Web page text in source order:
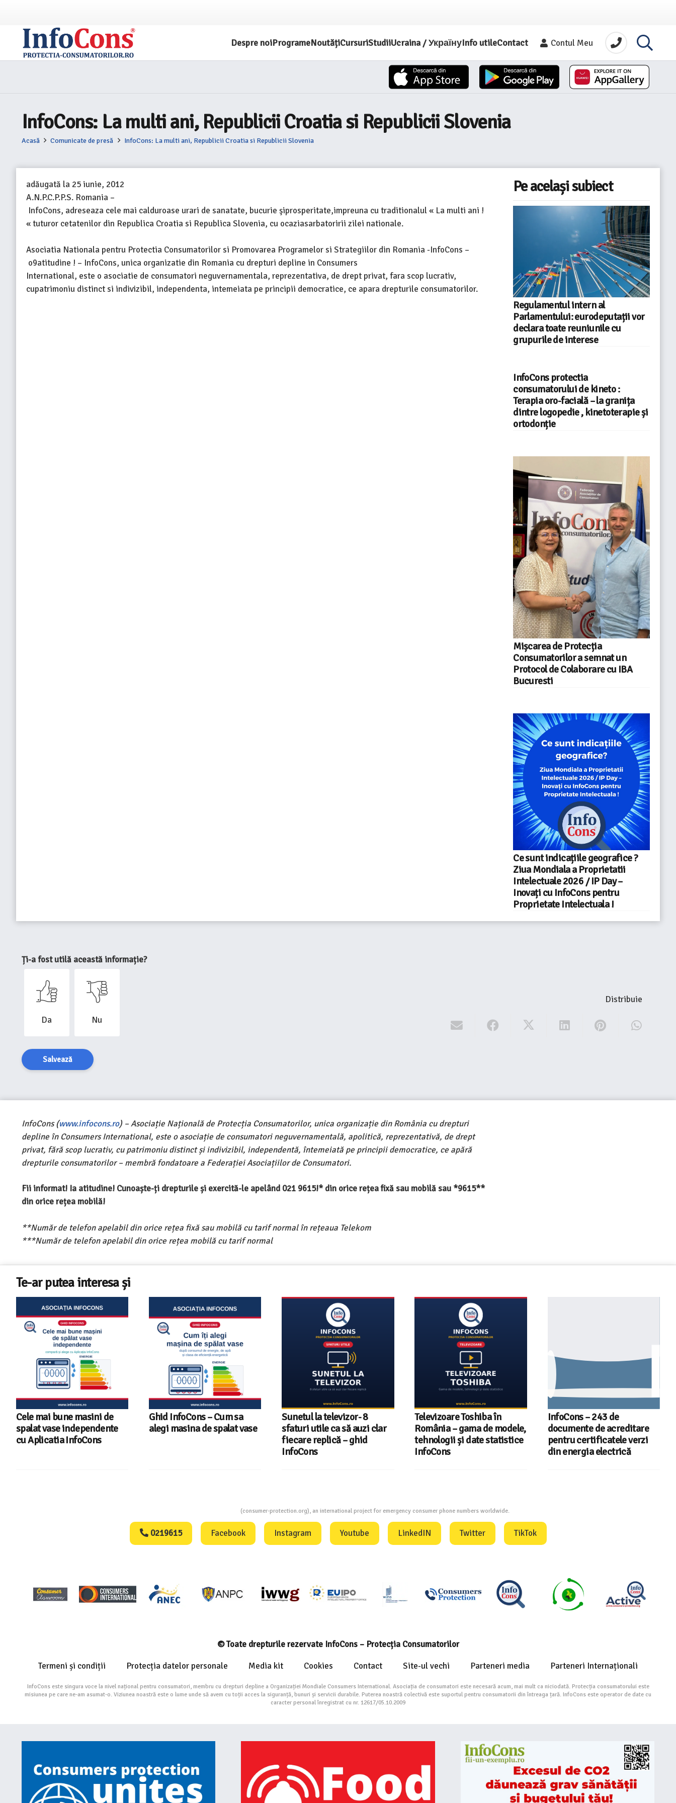
Despre noiProgrameNoutățiCursuriStudiiUcraina / УкраїнуInfo utileContact Contul Meu
InfoCons: La multi ani, Republicii Croatia si Republicii Slovenia
Acasă Comunicate de presă InfoCons: La multi ani, Republicii Croatia si Republicii Slovenia
adăugată la 25 iunie, 2012
A.N.P.C.P.P.S. Romania –
InfoCons, adreseaza cele mai calduroase urari de sanatate, bucurie şiprosperitate,impreuna cu traditionalul « La multi ani !
« tuturor cetatenilor din Republica Croatia si Republica Slovenia, cu ocaziasarbatoririi zilei nationale.
Asociatia Nationala pentru Protectia Consumatorilor si Promovarea Programelor si Strategiilor din Romania -InfoCons –
o9atitudine ! – InfoCons, unica organizatie din Romania cu drepturi depline in Consumers
International, este o asociatie de consumatori neguvernamentala, reprezentativa, de drept privat, fara scop lucrativ,
cupatrimoniu distinct si indivizibil, independenta, intemeiata pe principii democratice, ce apara drepturile consumatorilor.
Pe același subiect
Regulamentul intern al
Parlamentului: eurodeputații vor
declara toate reuniunile cu
grupurile de interese
InfoCons protectia
consumatorului de kineto :
Terapia oro-facială – la granița
dintre logopedie , kinetoterapie și
ortodonție
Mișcarea de Protecția
Consumatorilor a semnat un
Protocol de Colaborare cu IBA
Bucuresti
Ce sunt indicațiile geografice ?
Ziua Mondiala a Proprietatii
Intelectuale 2026 / IP Day –
Inovați cu InfoCons pentru
Proprietate Intelectuala !
Ți-a fost utilă această informație?
Da Nu
Salvează
Distribuie
InfoCons (www.infocons.ro) – Asociație Națională de Protecția Consumatorilor, unica organizație din România cu drepturi
depline în Consumers International, este o asociație de consumatori neguvernamentală, apolitică, reprezentativă, de drept
privat, fără scop lucrativ, cu patrimoniu distinct și indivizibil, independentă, întemeiată pe principii democratice, ce apără
drepturile consumatorilor – membră fondatoare a Federației Asociațiilor de Consumatori.
Fii informat! Ia atitudine! Cunoaște-ți drepturile și exercită-le apelând 021 9615!* din orice rețea fixă sau mobilă sau *9615**
din orice rețea mobilă!
**Număr de telefon apelabil din orice rețea fixă sau mobilă cu tarif normal în rețeaua Telekom
***Număr de telefon apelabil din orice rețea mobilă cu tarif normal
Te-ar putea interesa și
Cele mai bune masini de
spalat vase independente
cu Aplicatia InfoCons
Ghid InfoCons – Cum sa
alegi masina de spalat vase
Sunetul la televizor- 8
sfaturi utile ca să auzi clar
fiecare replică – ghid
InfoCons
Televizoare Toshiba în
România – gama de modele,
tehnologii și date statistice
InfoCons
InfoCons – 243 de
documente de acreditare
pentru certificatele verzi
din energia electrică
(consumer-protection.org), an international project for emergency consumer phone numbers worldwide.
0219615 Facebook Instagram Youtube LinkedIN Twitter TikTok
© Toate drepturile rezervate InfoCons – Protecția Consumatorilor
Termeni și condiții Protecția datelor personale Media kit Cookies Contact Site-ul vechi Parteneri media Parteneri Internaționali
InfoCons este singura voce la nivel național pentru consumatori, membru cu drepturi depline a Organizației Mondiale Consumers International. Asociația de consumatori este necesară acum, mai mult ca niciodată. Protecția consumatorului este
misiunea pe care ne-am asumat-o. Viziunea noastră este o lume unde să avem cu toții acces la siguranță, bunuri și servicii durabile. Puterea noastră colectivă este suportul pentru consumatorii din întreaga țară. InfoCons este operator de date cu
caracter personal înregistrat cu nr. 12617/05.10.2009